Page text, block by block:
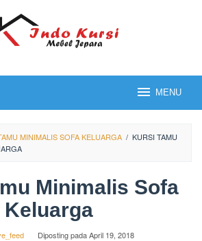
MENU
MINIMALIS SOFA KELUARGA / KURSI TAMU
Minimalis Sofa
Keluarga
Diposting padaApril 19, 2018